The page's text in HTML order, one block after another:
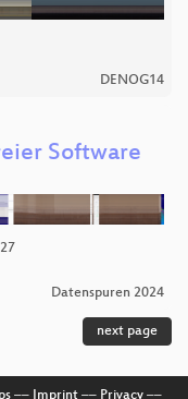
DENOG14
Software
Datenspuren 2024
next page